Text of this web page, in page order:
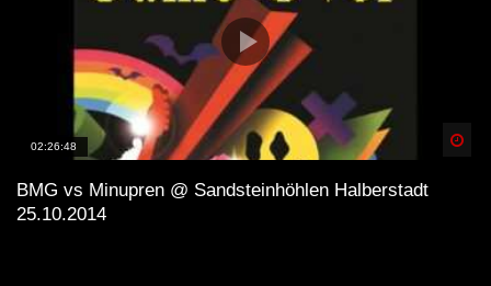
02:26:48
BMG vs Minupren @ Sandsteinhöhlen Halberstadt
25.10.2014